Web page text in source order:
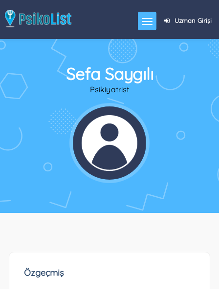
Uzman Girişi
Sefa Saygılı
Psikiyatrist
Özgeçmiş